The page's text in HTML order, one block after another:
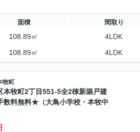
面積 間取り
108.89㎡ 4LDK
108.89㎡ 4LDK
牧町
本牧町2丁目551-5全2棟新築戸建
料無料★（大鳥小学校・本牧中